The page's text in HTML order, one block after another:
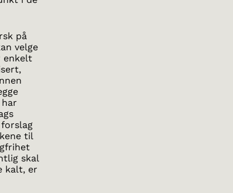
på
velge
enkelt
til
skal
kalt, er